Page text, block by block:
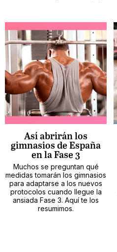
Así abrirán los
gimnasios de España
en la Fase 3
Muchos se preguntan qué
medidas tomarán los gimnasios
para adaptarse a los nuevos
protocolos cuando llegue la
ansiada Fase 3. Aquí te los
resumimos.